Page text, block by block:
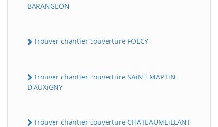
BARANGEON
Trouver chantier couverture FOECY
Trouver chantier couverture SAiNT-MARTiN-
D'AUXiGNY
Trouver chantier couverture CHATEAUMEiLLANT